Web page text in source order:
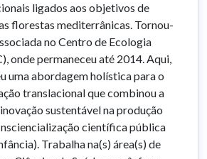
ligados aos objetivos de
florestas mediterrânicas. Tornou-
no Centro de Ecologia
onde permaneceu até 2014. Aqui,
uma abordagem holística para o
translacional que combinou a
sustentável na produção
científica pública
Trabalha na(s) área(s) de